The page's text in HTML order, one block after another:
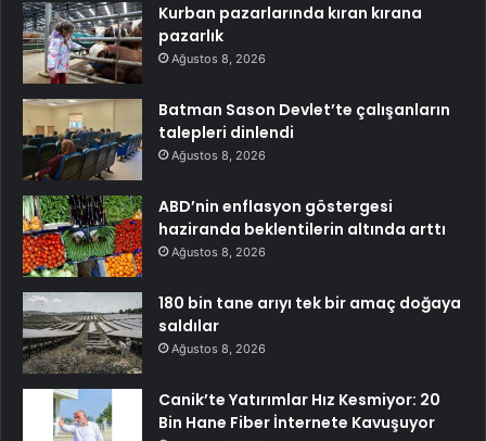
Kurban pazarlarında kıran kırana
pazarlık
Ağustos 8, 2026
Batman Sason Devlet’te çalışanların
talepleri dinlendi
Ağustos 8, 2026
ABD’nin enflasyon göstergesi
haziranda beklentilerin altında arttı
Ağustos 8, 2026
180 bin tane arıyı tek bir amaç doğaya
saldılar
Ağustos 8, 2026
Canik’te Yatırımlar Hız Kesmiyor: 20
Bin Hane Fiber İnternete Kavuşuyor